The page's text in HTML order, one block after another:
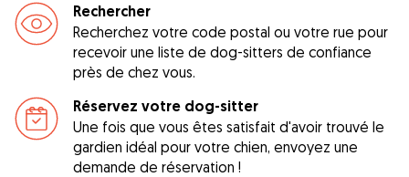
Rechercher
Recherchez votre code postal ou votre rue pour
recevoir une liste de dog-sitters de confiance
près de chez vous.
Réservez votre dog-sitter
Une fois que vous êtes satisfait d'avoir trouvé le
gardien idéal pour votre chien, envoyez une
demande de réservation !